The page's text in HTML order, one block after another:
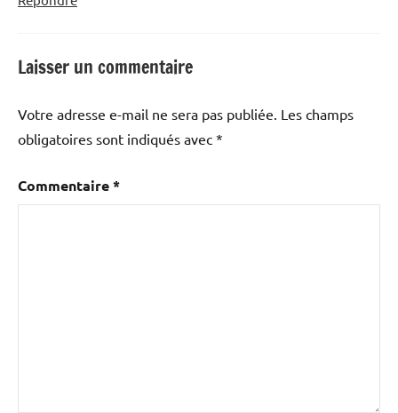
Laisser un commentaire
Votre adresse e-mail ne sera pas publiée. Les champs
obligatoires sont indiqués avec *
Commentaire*